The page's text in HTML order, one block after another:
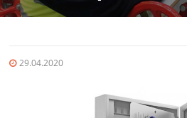
''
29.04.2020